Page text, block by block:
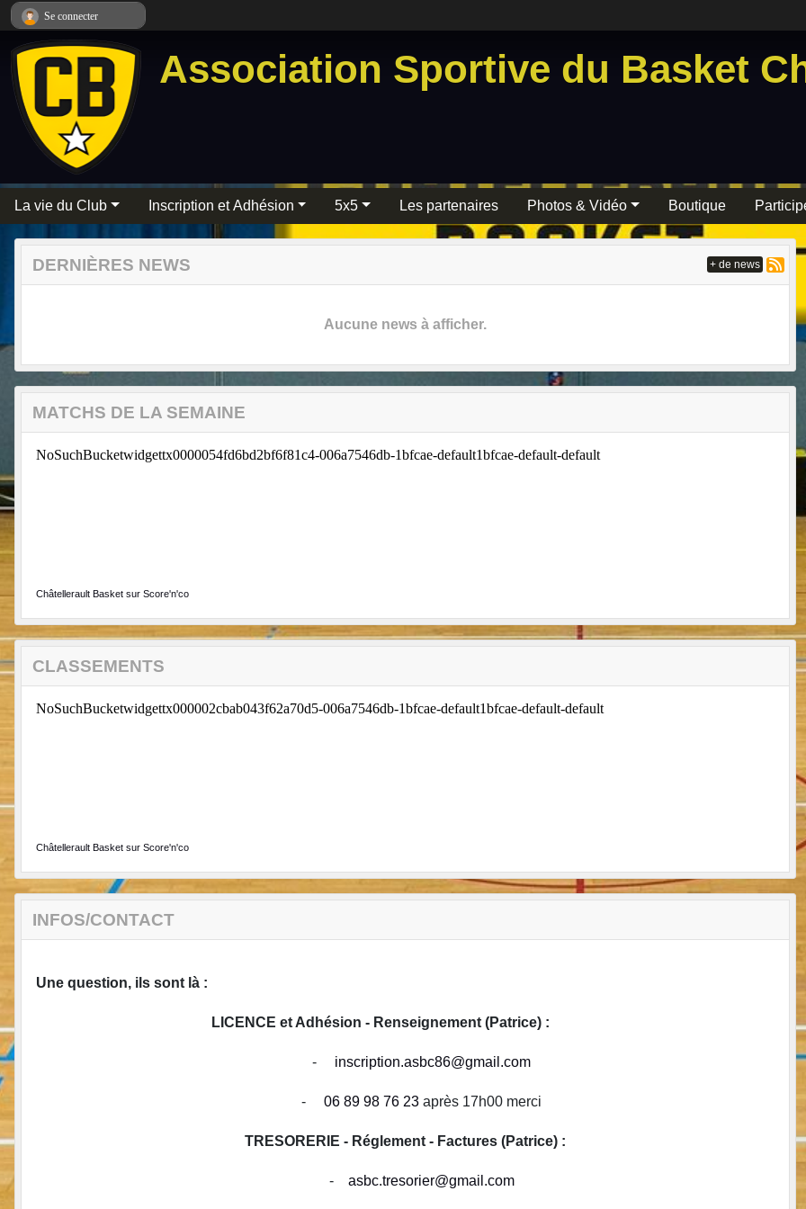
Association Sportive du Basket
La vie du Club Inscription et Adhésion 5x5 Les partenaires Photos & Vidéo Boutique
DERNIÈRES NEWS
Aucune news à afficher.
+ de news
MATCHS DE LA SEMAINE
Châtellerault Basket sur Score'n'co
CLASSEMENTS
Châtellerault Basket sur Score'n'co
INFOS/CONTACT
Une question, ils sont là :
LICENCE et Adhésion - Renseignement (Patrice) :
- inscription.asbc86@gmail.com
-06 89 98 76 23 après 17h00 merci
TRESORERIE - Réglement - Factures (Patrice) :
- asbc.tresorier@gmail.com
Se connecter
Panneau de gestion des cookies